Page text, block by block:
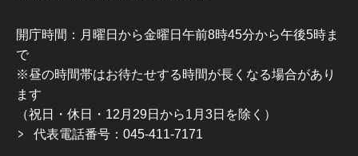
開庁時間：月曜日から金曜日午前8時45分から午後5時ま
で
※昼の時間帯はお待たせする時間が長くなる場合があり
ます
（祝日・休日・12月29日から1月3日を除く）
代表電話番号：045-411-7171